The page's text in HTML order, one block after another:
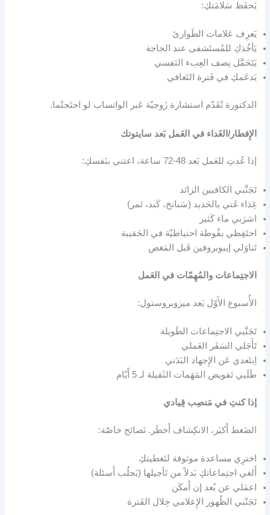
يَحفَظ سَلامَتكِ:
يَعرِف عَلامات الطَوارئ
يَأخُذكِ للمُستَشفى عند الحاجة
يَتَحَمَّل نِصف العِبء النَفسي
يَدعَمكِ في فَترة التَعافي
الدكتورة تُقَدّم استشارة زَوجيّة عَبر الواتساب لو احتَجتُما.
الإِفطار/الغَداء في العَمل بَعد سايتوتك
إذا عُدتِ للعَمل بَعد 48-72 ساعة، اعتني بنَفسكِ:
تَجَنَّبي الكافيين الزائد
غِذاء غَني بالحَديد (سَبانخ، كَبد، تَمر)
اشرَبي ماء كَثير
احتَفِظي بفُوطة احتياطيّة في الحَقيبة
تَناوَلي إيبوبروفين قَبل المَغص
الاجتِماعات والمُهِمّات في العَمل
الأُسبوع الأَوّل بَعد ميزوبروستول:
تَجَنَّبي الاجتِماعات الطَويلة
تَأَجَلي السَفَر العَملي
اِبتَعدي عَن الإِجهاد البَدَني
طَلَبي تَفويض المَهَمات الثَقيلة لـ 5 أَيّام
إذا كنتِ في مَنصِب قِيادي
الضَغط أَكبَر، الانكِشاف أَخطَر. نَصائح خاصّة:
اخترِي مساعدة موثوقة لتَغطيتكِ
أَلغي اجتِماعاتكِ بَدلاً من تَأجيلها (يَجلُب أَسئلة)
اعمَلي عن بُعد إن أَمكَن
تَجَنّبي الظُهور الإِعلامي خِلال الفَترة